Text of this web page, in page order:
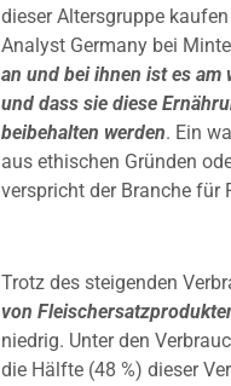
dieser Altersgruppe
Analyst Germany bei
an und bei ihnen ist es
und dass sie diese
beibehalten werden. Ein
aus ethischen Gründen
verspricht der Branche für
Trotz des steigenden
von
niedrig. Unter den
die Hälfte (48 %) dieser